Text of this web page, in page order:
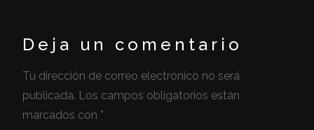
Deja un comentario
Tu dirección de correo electrónico no será
publicada. Los campos obligatorios están
marcados con *